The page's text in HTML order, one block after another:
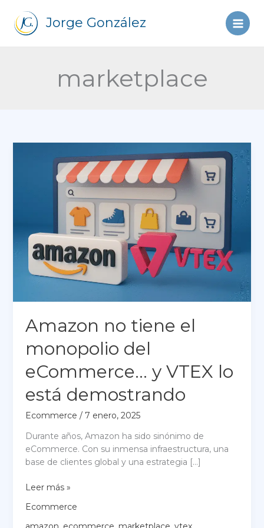
contenido
Jorge González
marketplace
Amazon no tiene el
monopolio del
eCommerce… y VTEX lo
está demostrando
Ecommerce / 7 enero, 2025
Durante años, Amazon ha sido sinónimo de
eCommerce. Con su inmensa infraestructura, una
base de clientes global y una estrategia […]
Amazon
tiene
el
Leer más »
Ecommerce